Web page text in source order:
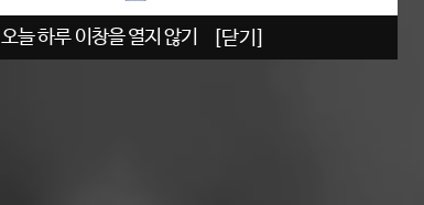
오늘 하루 이창을 열지 않기 [닫기]